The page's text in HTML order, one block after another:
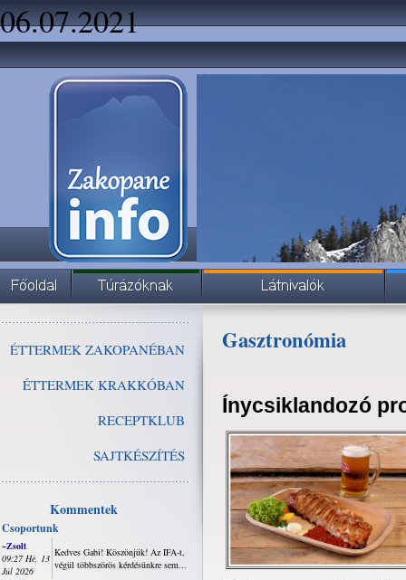
06.07.2021
ÉTTERMEK ZAKOPANÉBAN
ÉTTERMEK KRAKKÓBAN
RECEPTKLUB
SAJTKÉSZÍTÉS
Kommentek
Csoportunk
~Zsolt
09:27 Hé, 13
Júl 2026
Kedves Gabi! Köszönjük! Az IFA-t,
végül többszörös kérdésünkre sem...
Gasztronómia
Ínycsiklandozó